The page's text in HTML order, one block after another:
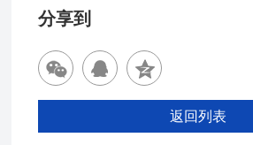
分享到
返回列表